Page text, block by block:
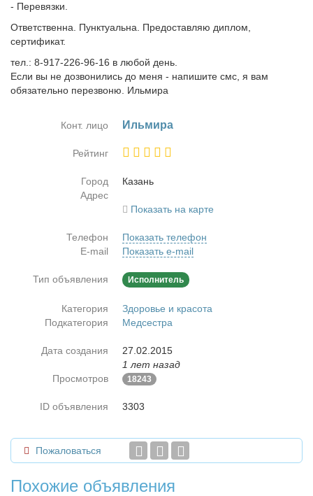
- Перевязки.
Ответственна. Пунктуальна. Предоставляю диплом,
сертификат.
тел.: 8-917-226-96-16 в любой день.
Если вы не дозвонились до меня - напишите смс, я вам
обязательно перезвоню. Ильмира
Конт. лицо Иль­ми­ра
Рейтинг
Город
Ка­зань
Адрес
Показать на карте
Телефон
Показать телефон
E-mail
Показать e-mail
Тип объявления Исполнитель
Категория
Здоровье и красота
Подкатегория
Медсестра
Дата создания
27.02.2015
1 лет назад
Просмотров
18243
ID объявления 3303
Пожаловаться
Похожие объявления